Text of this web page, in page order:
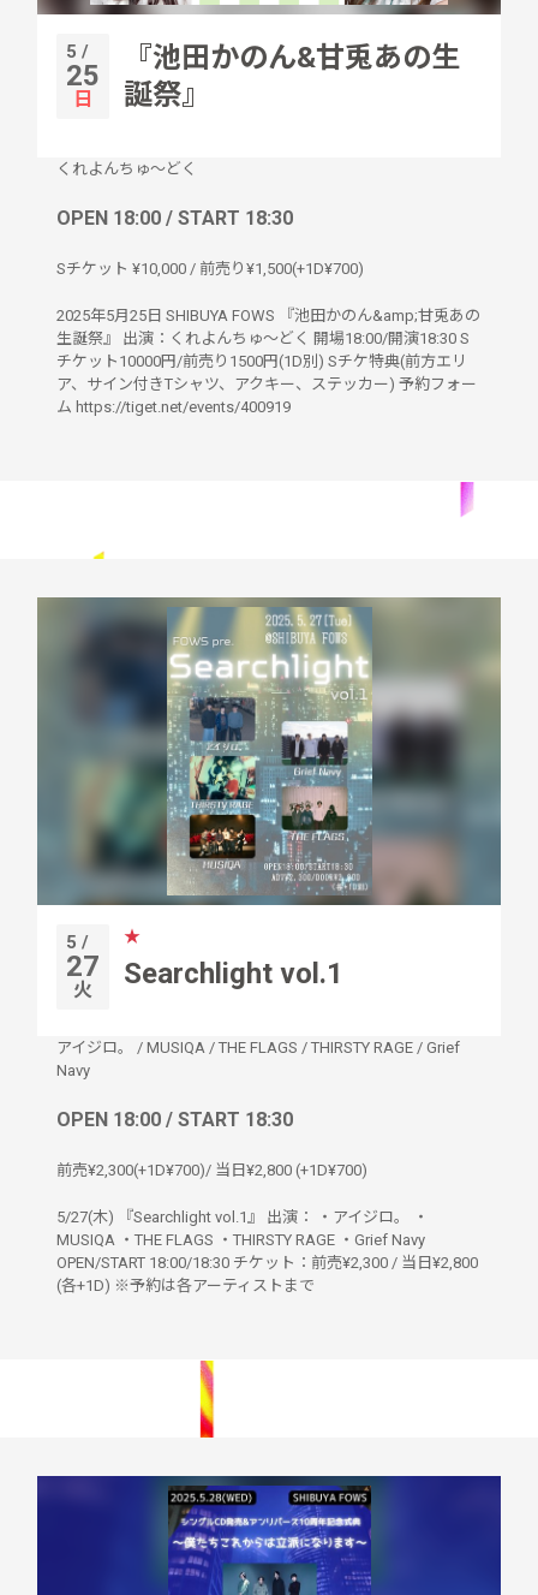
5 /
25
日
『池田かのん&甘兎あの生
誕祭』
くれよんちゅ〜どく
OPEN 18:00 / START 18:30
Sチケット ¥10,000 / 前売り¥1,500(+1D¥700)
2025年5月25日 SHIBUYA FOWS 『池田かのん&amp;甘兎あの
生誕祭』 出演：くれよんちゅ〜どく 開場18:00/開演18:30 S
チケット10000円/前売り1500円(1D別) Sチケ特典(前方エリ
ア、サイン付きTシャツ、アクキー、ステッカー) 予約フォー
ム https://tiget.net/events/400919
5 /
27
火
★
Searchlight vol.1
アイジロ。 / MUSIQA / THE FLAGS / THIRSTY RAGE / Grief
Navy
OPEN 18:00 / START 18:30
前売¥2,300(+1D¥700)/ 当日¥2,800 (+1D¥700)
5/27(木) 『Searchlight vol.1』 出演： ・アイジロ。 ・
MUSIQA ・THE FLAGS ・THIRSTY RAGE ・Grief Navy
OPEN/START 18:00/18:30 チケット：前売¥2,300 / 当日¥2,800
(各+1D) ※予約は各アーティストまで